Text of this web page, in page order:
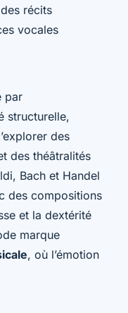
récits
vocales
par
structurelle,
des
des théâtralités
Bach et Handel
des compositions
et la dextérité
marque
, où l’émotion